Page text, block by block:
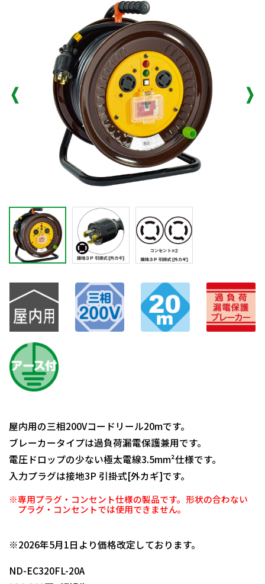
屋内用の三相200Vコードリール20mです。
ブレーカータイプは過負荷漏電保護兼用です。
電圧ドロップの少ない極太電線3.5mm²仕様です。
入力プラグは接地3P 引掛式[外カギ]です。
※専用プラグ・コンセント仕様の製品です。形状の合わない
プラグ・コンセントでは使用できません。
※2026年5月1日より価格改定しております。
ND-EC320FL-20A